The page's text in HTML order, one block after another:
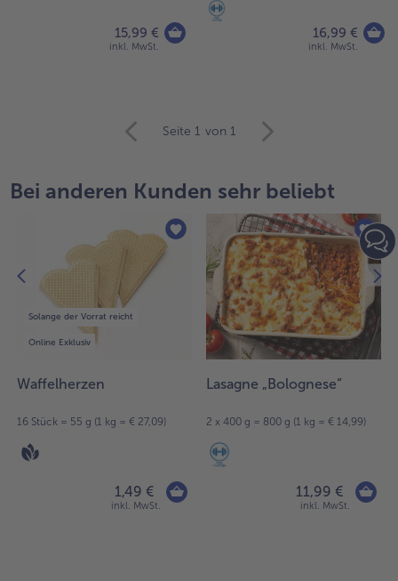
15,99 €
inkl. MwSt.
16,99 €
inkl. MwSt.
Übersicht.
44
Artikel
Liste.
Seite 1 von 1
Bei anderen Kunden sehr beliebt
Solange der Vorrat reicht
Online Exklusiv
Waffelherzen
16 Stück = 55 g (1 kg = € 27,09)
1,49 €
inkl. MwSt.
Lasagne „Bolognese“
2 x 400 g = 800 g (1 kg = € 14,99)
11,99 €
inkl. MwSt.